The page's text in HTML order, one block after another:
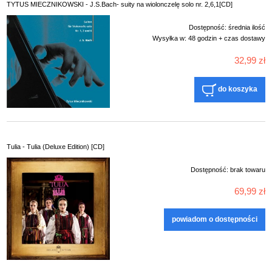
TYTUS MIECZNIKOWSKI - J.S.Bach- suity na wiolonczelę solo nr. 2,6,1[CD]
Dostępność: średnia ilość
Wysyłka w: 48 godzin + czas dostawy
32,99 zł
do koszyka
Tulia - Tulia (Deluxe Edition) [CD]
Dostępność: brak towaru
69,99 zł
powiadom o dostępności